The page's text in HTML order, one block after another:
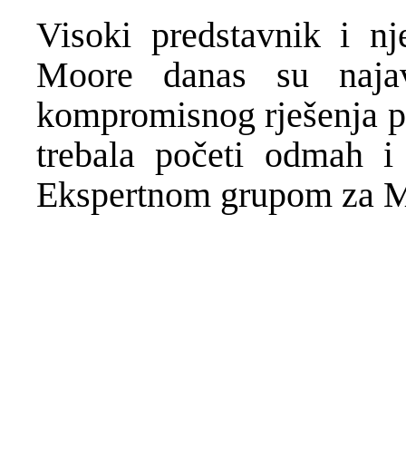
Visoki predstavnik i
Moore danas su
kompromisnog rješenja
trebala početi
Ekspertnom grupom za